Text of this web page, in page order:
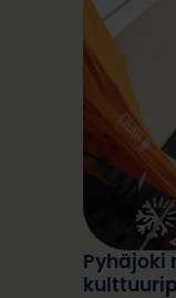
Pyhäjoki